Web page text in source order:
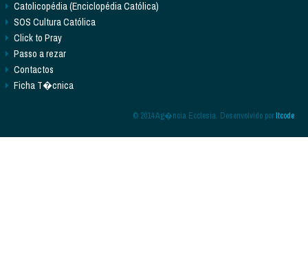
Catolicopédia (Enciclopédia Católica)
SOS Cultura Católica
Click to Pray
Passo a rezar
Contactos
Ficha T�cnica
© 2014 Ag�ncia Ecclesia. Desenvolvido porItcode